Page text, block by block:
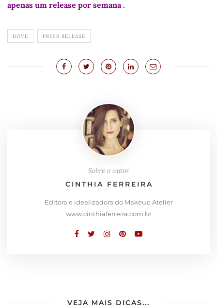
apenas um release por semana .
DOVE PRESS RELEASE
Sobre o autor
CINTHIA FERREIRA
Editora e idealizadora do Makeup Atelier
www.cinthiaferreira.com.br
VEJA MAIS DICAS...